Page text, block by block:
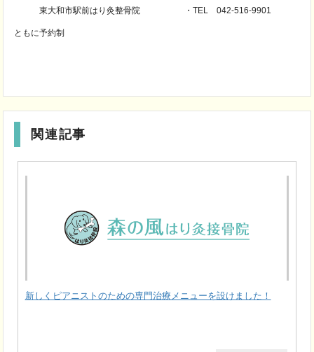
東大和市駅前はり灸整骨院 ・TEL 042-516-9901
ともに予約制
関連記事
新しくピアニストのための専門治療メニューを設けました！